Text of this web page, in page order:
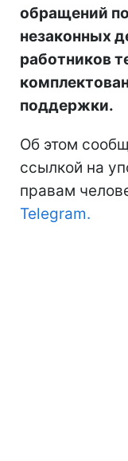
обращений
незаконных
работников
поддержки.
Об этом
ссылкой на
правам
Telegram.